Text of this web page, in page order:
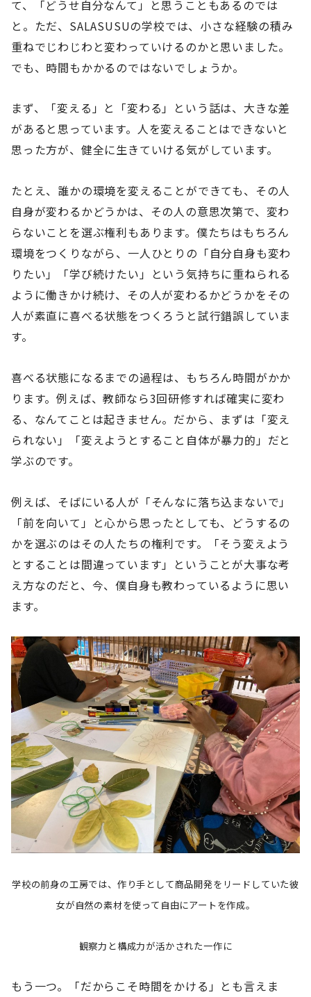
て、「どうせ自分なんて」と思うこともあるのでは
と。ただ、SALASUSUの学校では、小さな経験の積み
重ねでじわじわと変わっていけるのかと思いました。
でも、時間もかかるのではないでしょうか。
まず、「変える」と「変わる」という話は、大きな差
があると思っています。人を変えることはできないと
思った方が、健全に生きていける気がしています。
たとえ、誰かの環境を変えることができても、その人
自身が変わるかどうかは、その人の意思次第で、変わ
らないことを選ぶ権利もあります。僕たちはもちろん
環境をつくりながら、一人ひとりの「自分自身も変わ
りたい」「学び続けたい」という気持ちに重ねられる
ように働きかけ続け、その人が変わるかどうかをその
人が素直に喜べる状態をつくろうと試行錯誤していま
す。
喜べる状態になるまでの過程は、もちろん時間がかか
ります。例えば、教師なら3回研修すれば確実に変わ
る、なんてことは起きません。だから、まずは「変え
られない」「変えようとすること自体が暴力的」だと
学ぶのです。
例えば、そばにいる人が「そんなに落ち込まないで」
「前を向いて」と心から思ったとしても、どうするの
かを選ぶのはその人たちの権利です。「そう変えよう
とすることは間違っています」ということが大事な考
え方なのだと、今、僕自身も教わっているように思い
ます。
学校の前身の工房では、作り手として商品開発をリードしていた彼
女が自然の素材を使って自由にアートを作成。
観察力と構成力が活かされた一作に
もう一つ。「だからこそ時間をかける」とも言えま